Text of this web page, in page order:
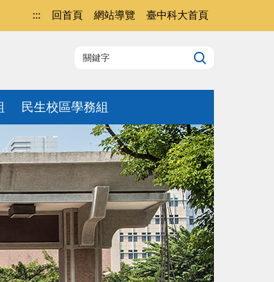
民生校區學務組
::: 回首頁 網站導覽 臺中科大首頁